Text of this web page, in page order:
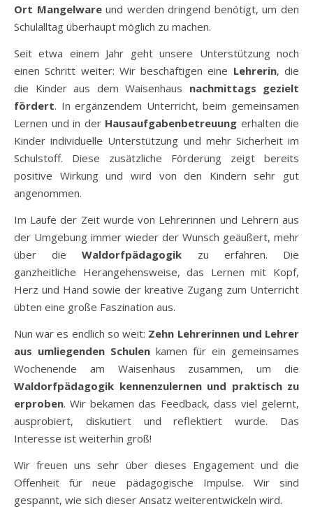
Ort Mangelwareund werden dringend benötigt, um den
Schulalltag überhaupt möglich zu machen.
Seit etwa einem Jahr geht unsere Unterstützung noch
einen Schritt weiter: Wir beschäftigen eine Lehrerin, die
die Kinder aus dem Waisenhaus nachmittags gezielt
fördert. In ergänzendem Unterricht, beim gemeinsamen
Lernen und in der Hausaufgabenbetreuung erhalten die
Kinder individuelle Unterstützung und mehr Sicherheit im
Schulstoff. Diese zusätzliche Förderung zeigt bereits
positive Wirkung und wird von den Kindern sehr gut
angenommen.
Im Laufe der Zeit wurde von Lehrerinnen und Lehrern aus
der Umgebung immer wieder der Wunsch geäußert, mehr
über dieWaldorfpädagogik zu erfahren. Die
ganzheitliche Herangehensweise, das Lernen mit Kopf,
Herz und Hand sowie der kreative Zugang zum Unterricht
übten eine große Faszination aus.
Nun war es endlich so weit: Zehn Lehrerinnen und Lehrer
aus umliegenden Schulen kamen für ein gemeinsames
Wochenende am Waisenhaus zusammen, um die
Waldorfpädagogik kennenzulernen und praktisch zu
erproben. Wir bekamen das Feedback, dass viel gelernt,
ausprobiert, diskutiert und reflektiert wurde. Das
Interesse ist weiterhin groß!
Wir freuen uns sehr über dieses Engagement und die
Offenheit für neue pädagogische Impulse. Wir sind
gespannt, wie sich dieser Ansatz weiterentwickeln wird.